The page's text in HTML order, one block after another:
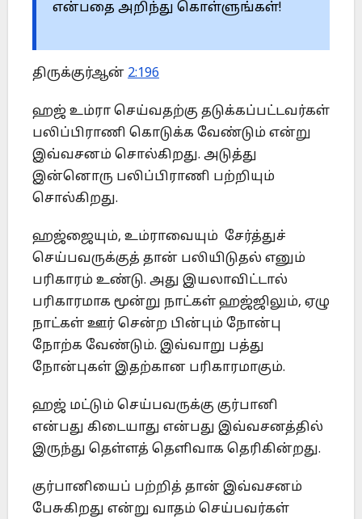
என்பதை அறிந்து ‎கொள்ளுங்கள்! ‎
திருக்குர்ஆன் 2:196
ஹஜ் உம்ரா செய்வதற்கு தடுக்கப்பட்டவர்கள்
பலிப்பிராணி கொடுக்க வேண்டும் என்று
இவ்வசனம் சொல்கிறது. அடுத்து
இன்னொரு பலிப்பிராணி பற்றியும்
சொல்கிறது.
ஹஜ்ஜையும், உம்ராவையும் சேர்த்துச்
செய்பவருக்குத் தான் பலியிடுதல் ‎எனும்
பரிகாரம் உண்டு. அது இயலாவிட்டால்
பரிகாரமாக மூன்று ‎நாட்கள் ஹஜ்ஜிலும், ஏழு
நாட்கள் ஊர் சென்ற பின்பும் நோன்பு
நோற்க ‎வேண்டும். இவ்வாறு பத்து
நோன்புகள் இதற்கான பரிகாரமாகும்.‎
ஹஜ் மட்டும் செய்பவருக்கு குர்பானி
என்பது கிடையாது என்பது ‎இவ்வசனத்தில்
இருந்து தெள்ளத் தெளிவாக தெரிகின்றது.‎
குர்பானியைப் பற்றித் தான் ‎இவ்வசனம்
பேசுகிறது என்று வாதம் செய்பவர்கள்